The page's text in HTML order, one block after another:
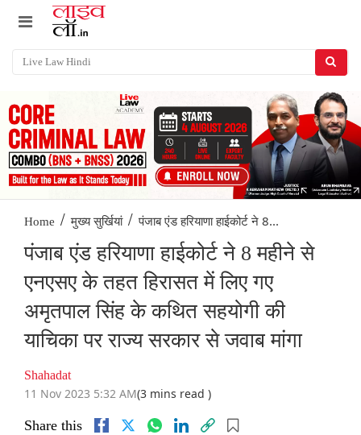
Home / मुख्य सुर्खियां / पंजाब एंड हरियाणा हाईकोर्ट ने 8...
पंजाब एंड हरियाणा हाईकोर्ट ने 8 महीने से
एनएसए के तहत हिरासत में लिए गए
अमृतपाल सिंह के कथित सहयोगी की
याचिका पर राज्य सरकार से जवाब मांगा
Shahadat
11 Nov 2023 5:32 AM(3 mins read )
Share this